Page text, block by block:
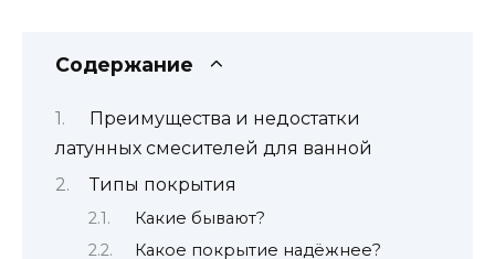
Содержание
Преимущества и недостатки
латунных смесителей для ванной
Типы покрытия
Какие бывают?
Какое покрытие надёжнее?